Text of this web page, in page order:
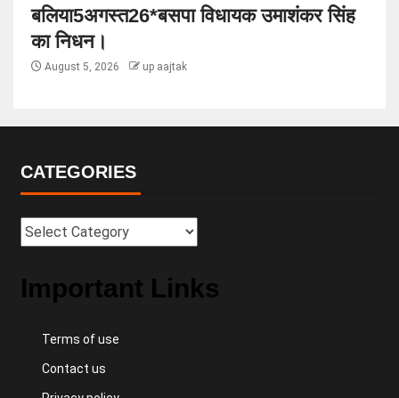
बलिया5अगस्त26*बसपा विधायक उमाशंकर सिंह
का निधन।
August 5, 2026 up aajtak
CATEGORIES
Important Links
Terms of use
Contact us